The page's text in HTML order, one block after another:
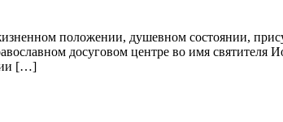
положении, душевном состоянии,
досуговом центре во имя святителя
[…]